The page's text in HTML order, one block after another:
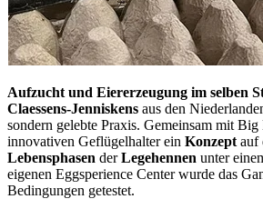
Aufzucht und Eiererzeugung im selben
Claessens-Jenniskens aus den
sondern gelebte Praxis. Gemeinsam mit
innovativen Geflügelhalter ein Konzept auf
Lebensphasen derLegehennen unter
eigenen Eggsperience Center wurde das
Bedingungen getestet.